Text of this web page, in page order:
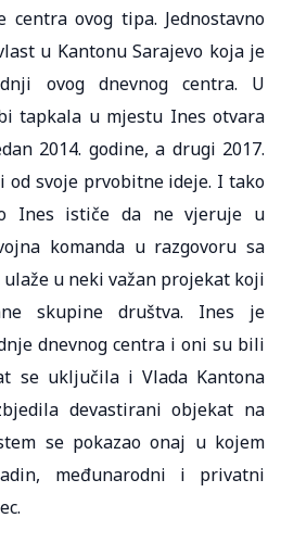
ovog tipa. Jednostavno
u Kantonu Sarajevo koja je
ovog dnevnog centra. U
tapkala u mjestu Ines otvara
2014. godine, a drugi 2017.
od svoje prvobitne ideje. I tako
Ines ističe da ne vjeruje u
komanda u razgovoru sa
u neki važan projekat koji
skupine društva. Ines je
dnevnog centra i oni su bili
se uključila i Vlada Kantona
devastirani objekat na
se pokazao onaj u kojem
međunarodni i privatni